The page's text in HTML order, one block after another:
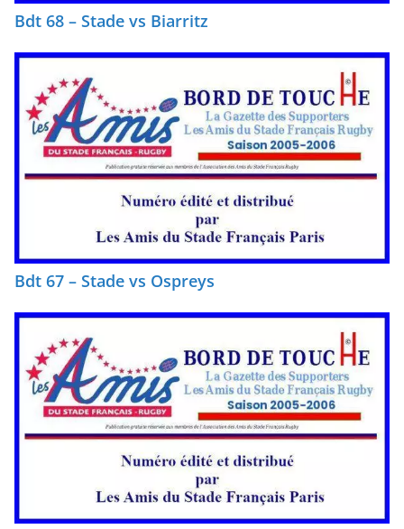
Bdt 68 – Stade vs Biarritz
Bdt 67 – Stade vs Ospreys